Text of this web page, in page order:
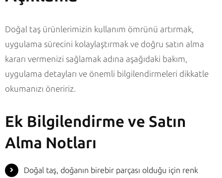
Doğal taş ürünlerimizin kullanım ömrünü artırmak,
uygulama sürecini kolaylaştırmak ve doğru satın alma
kararı vermenizi sağlamak adına aşağıdaki bakım,
uygulama detayları ve önemli bilgilendirmeleri dikkatle
okumanızı öneririz.
Ek Bilgilendirme ve Satın
Alma Notları
Doğal taş, doğanın birebir parçası olduğu için renk